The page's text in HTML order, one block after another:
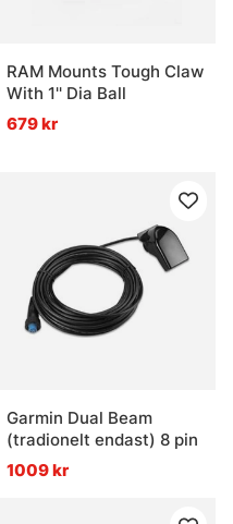
RAM Mounts Tough Claw
With 1'' Dia Ball
679 kr
Garmin Dual Beam
(tradionelt endast) 8 pin
1009 kr